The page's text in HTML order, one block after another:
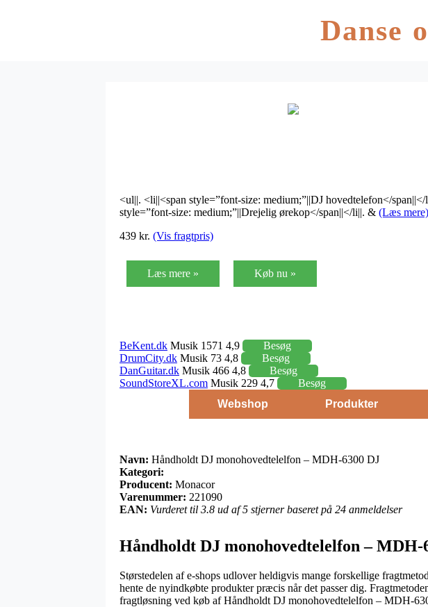
Danse
<ul||. <li||<span style=”font-size: medium;”||DJ hovedtelefon</
style=”font-size: medium;”||Drejelig ørekop</span||</li||. & (Læs mere)
439 kr. (Vis fragtpris)
Læs mere » Køb nu »
BeKent.dk Musik 1571 4,9
Besøg
DrumCity.dk Musik 73 4,8
Besøg
DanGuitar.dk Musik 466 4,8
Besøg
SoundStoreXL.com Musik 229 4,7
Besøg
Webshop
Produkter
Navn: Håndholdt DJ monohovedtelelfon – MDH-6300 DJ
Kategori:
Producent: Monacor
Varenummer: 221090
EAN: Vurderet til 3.8 ud af 5 stjerner baseret på 24 anmeldelser
Håndholdt DJ monohovedtelelfon – MDH-
Størstedelen af e-shops udlover heldigvis mange forskellige
hente de nyindkøbte produkter præcis når det passer dig.
fragtløsning ved køb af Håndholdt DJ monohovedtelelfon – MDH-